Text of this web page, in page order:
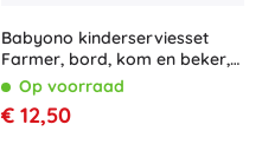
Babyono kinderserviesset
Farmer, bord, kom en beker,
12m+Op voorraad
€ 12,50